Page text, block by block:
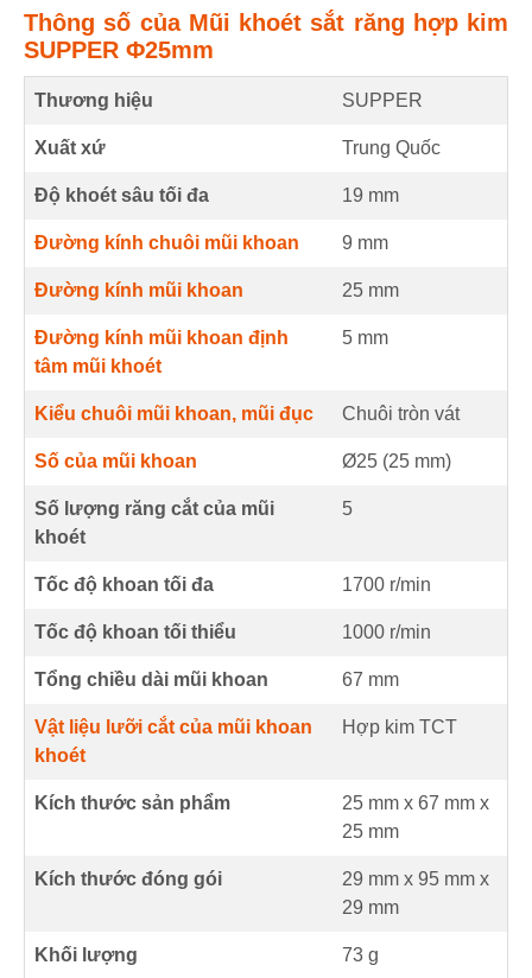
Thông số của Mũi khoét sắt răng hợp kim
SUPPER Φ25mm
Thương hiệu SUPPER
Xuất xứ Trung Quốc
Độ khoét sâu tối đa 19 mm
Đường kính chuôi mũi khoan 9 mm
Đường kính mũi khoan 25 mm
Đường kính mũi khoan định
tâm mũi khoét
5 mm
Kiểu chuôi mũi khoan, mũi đục Chuôi tròn vát
Số của mũi khoan Ø25 (25 mm)
Số lượng răng cắt của mũi
khoét
5
Tốc độ khoan tối đa 1700 r/min
Tốc độ khoan tối thiểu 1000 r/min
Tổng chiều dài mũi khoan 67 mm
Vật liệu lưỡi cắt của mũi khoan
khoét
Hợp kim TCT
Kích thước sản phẩm 25 mm x 67 mm x
25 mm
Kích thước đóng gói
29 mm x 95 mm x
29 mm
Khối lượng 73 g